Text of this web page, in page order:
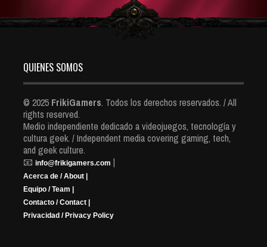
QUIENES SOMOS
© 2025 FrikiGamers. Todos los derechos reservados. / All
rights reserved.
Medio independiente dedicado a videojuegos, tecnología y
cultura geek. / Independent media covering gaming, tech,
and geek culture.
📧 info@frikigamers.com |
Acerca de / About |
Equipo / Team |
Contacto / Contact |
Privacidad / Privacy Policy